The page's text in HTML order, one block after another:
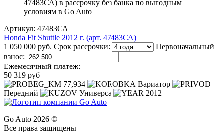
Артикул: 47483СА
Honda Fit Shuttle 2012 г. (арт. 47483СА)
1 050 000 руб. Срок рассрочки:
Первоначальный
взнос:
Ежемесячный платеж:
50 319 руб
77,934
Вариатор
Передний
Универса 2012
Go Auto 2026 ©
Все права защищены